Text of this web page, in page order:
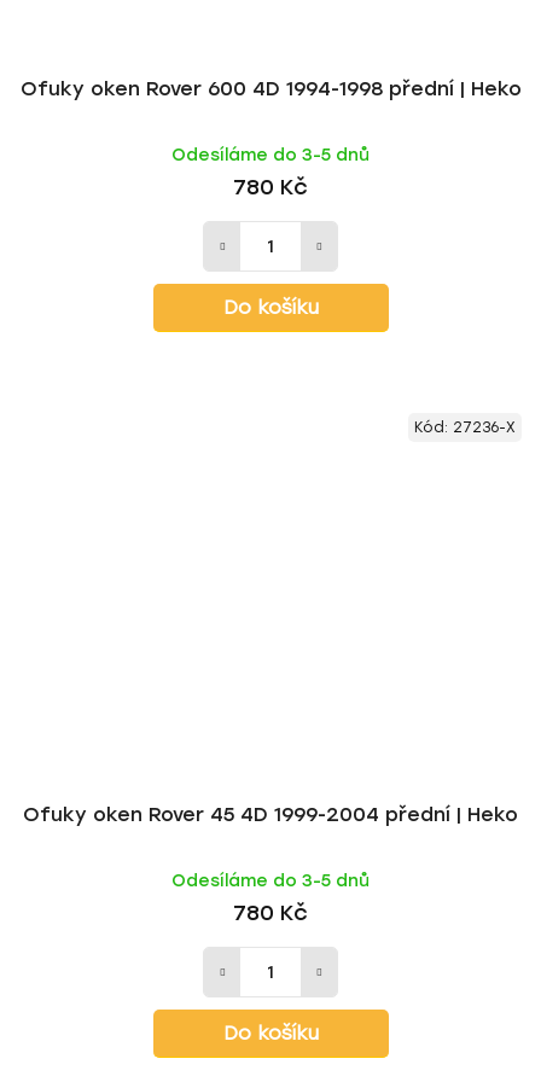
Ofuky oken Rover 600 4D 1994-1998 přední | Heko
Odesíláme do 3-5 dnů
780 Kč
Do košíku
Ofuky oken Rover 45 4D 1999-2004 přední | Heko
Odesíláme do 3-5 dnů
780 Kč
Do košíku
Kód: 27236-X